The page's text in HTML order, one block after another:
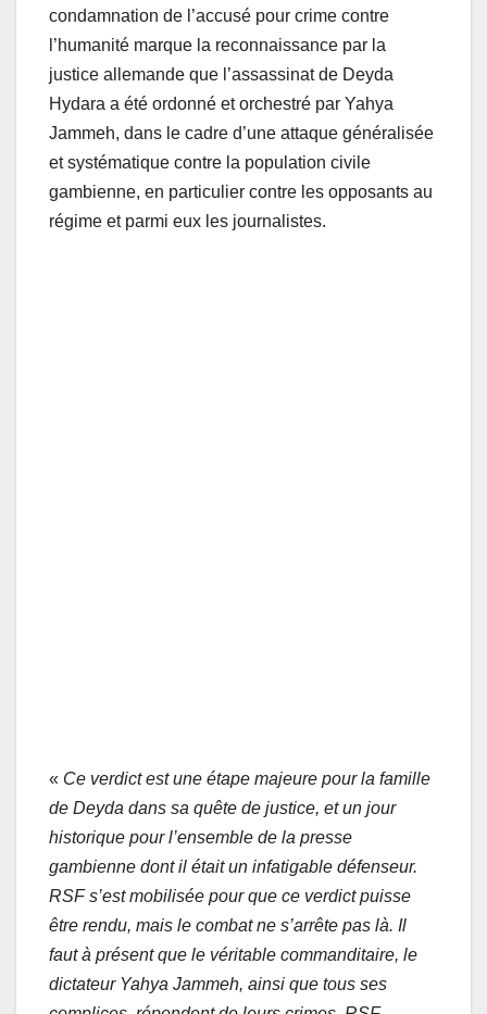
condamnation de l’accusé pour crime contre
l’humanité marque la reconnaissance par la
justice allemande que l’assassinat de Deyda
Hydara a été ordonné et orchestré par Yahya
Jammeh, dans le cadre d’une attaque généralisée
et systématique contre la population civile
gambienne, en particulier contre les opposants au
régime et parmi eux les journalistes.
« Ce verdict est une étape majeure pour la famille
de Deyda dans sa quête de justice, et un jour
historique pour l’ensemble de la presse
gambienne dont il était un infatigable défenseur.
RSF s’est mobilisée pour que ce verdict puisse
être rendu, mais le combat ne s’arrête pas là. Il
faut à présent que le véritable commanditaire, le
dictateur Yahya Jammeh, ainsi que tous ses